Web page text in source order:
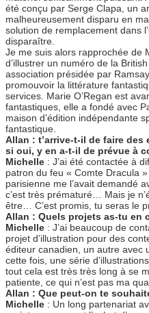
été conçu par Serge Clapa, un
malheureusement disparu en
solution de remplacement dans
disparaître.
Je me suis alors rapprochée de
d’illustrer un numéro de la
association présidée par
promouvoir la littérature
services. Marie O’Regan est
fantastiques, elle a fondé avec
maison d’édition indépendante
fantastique.
Allan : t’arrive-t-il de faire
si oui, y en a-t-il de prévue à
Michelle : J’ai été contactée à
patron du feu « Comte Dracula
parisienne me l’avait demandé
c’est très prématuré… Mais je
être… C’est promis, tu seras le
Allan : Quels projets as-tu en
Michelle : J’ai beaucoup de
projet d’illustration pour des
éditeur canadien, un autre avec
cette fois, une série
tout cela est très très long à se
patiente, ce qui n’est pas ma
Allan : Que peut-on te
Michelle : Un long partenariat